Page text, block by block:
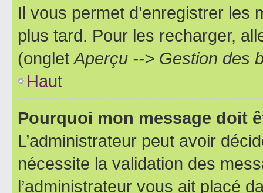
Il vous permet d’enregistrer
plus tard. Pour les recharger,
(ongletAperçu --> Gestion des
Haut
Pourquoi mon message doit
L’administrateur peut avoir
nécessite la validation des
l’administrateur vous ait placé